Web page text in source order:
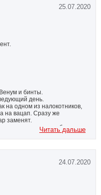
25.07.2020
и бинты.
день.
на одном из налокотников,
на вацап. Сразу же
заменят.
привезли и обменяли.
магазине. Не продешевите!!!
компания очень
не первый раз, и планирую
Читать дальше
24.07.2020